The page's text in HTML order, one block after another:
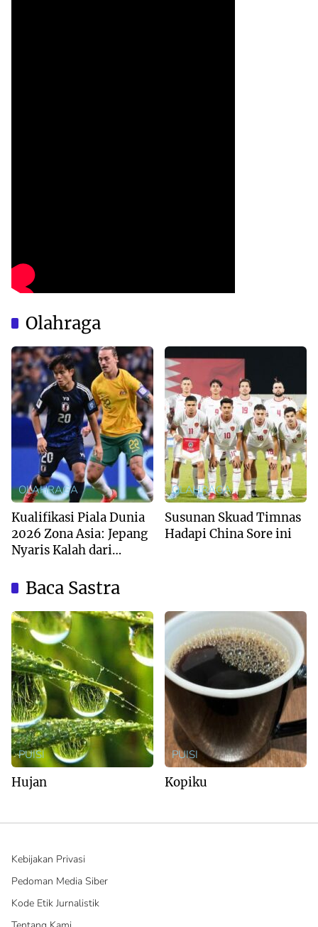
Olahraga
OLAHRAGA
Kualifikasi Piala Dunia
2026 Zona Asia: Jepang
Nyaris Kalah dari
OLAHRAGA
Susunan Skuad Timnas
Hadapi China Sore ini
Baca Sastra
PUISI
Hujan
PUISI
Kopiku
Kebijakan Privasi
Pedoman Media Siber
Kode Etik Jurnalistik